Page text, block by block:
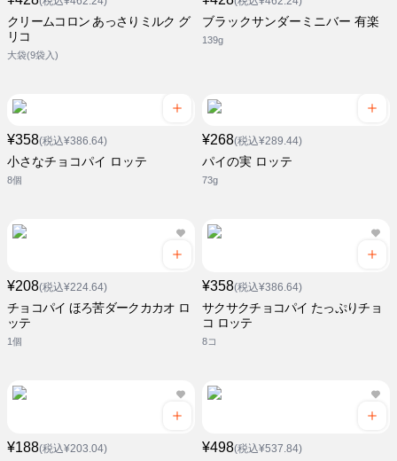
クリームコロン あっさりミルク グ
リコ
大袋(9袋入)
ブラックサンダーミニバー 有楽
139g
¥358(税込¥386.64)
小さなチョコパイ ロッテ
8個
¥268(税込¥289.44)
パイの実 ロッテ
73g
¥208(税込¥224.64)
チョコパイ ほろ苦ダークカカオ ロ
ッテ
1個
¥358(税込¥386.64)
サクサクチョコパイ たっぷりチョ
コ ロッテ
8コ
¥188(税込¥203.04) ¥498(税込¥537.84)